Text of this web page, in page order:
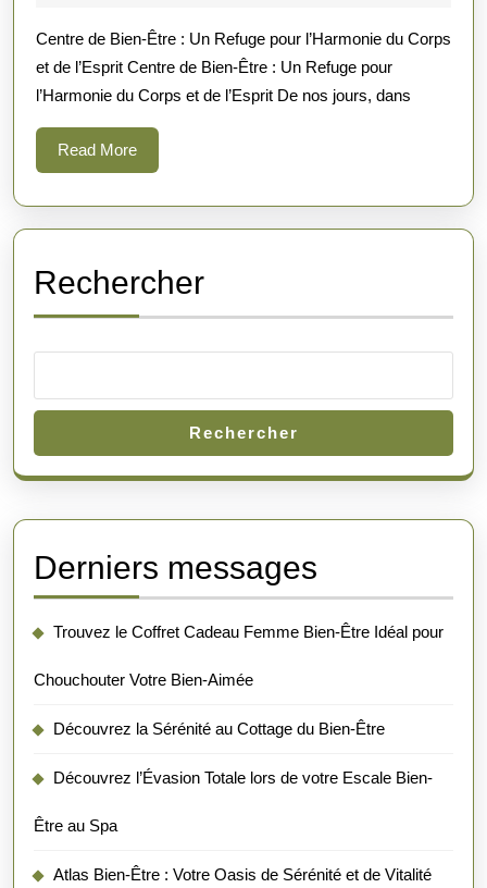
Centre
de
Bien-
Être
Centre de Bien-Être : Un Refuge pour l’Harmonie du Corps
et de l’Esprit Centre de Bien-Être : Un Refuge pour
l’Harmonie du Corps et de l’Esprit De nos jours, dans
Read MoreRead
More
Rechercher
Rechercher
Derniers messages
Trouvez le Coffret Cadeau Femme Bien-Être Idéal pour
Chouchouter Votre Bien-Aimée
Découvrez la Sérénité au Cottage du Bien-Être
Découvrez l’Évasion Totale lors de votre Escale Bien-
Être au Spa
Atlas Bien-Être : Votre Oasis de Sérénité et de Vitalité